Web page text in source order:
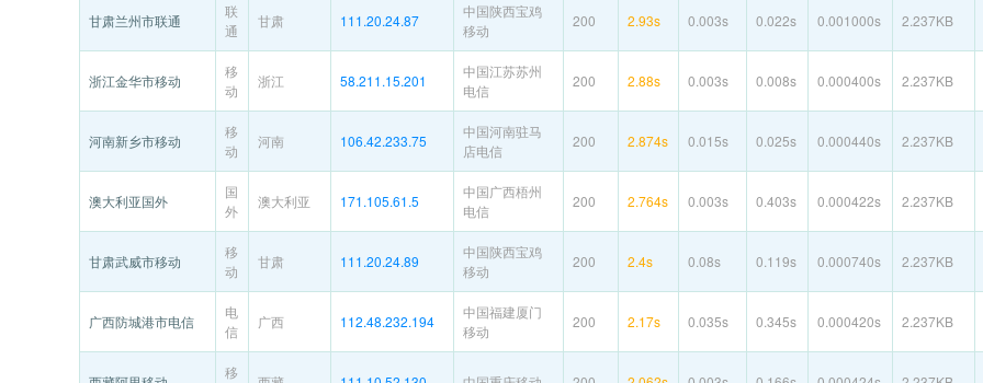
甘肃兰州市联通
联
通
甘肃 111.20.24.87
中国陕西宝鸡
移动
200 2.93s 0.003s 0.022s 0.001000s 2.237KB
浙江金华市移动
移
动
浙江 58.211.15.201
中国江苏苏州
电信
200 2.88s 0.003s 0.008s 0.000400s 2.237KB
河南新乡市移动
移
动
河南 106.42.233.75
中国河南驻马
店电信
200 2.874s 0.015s 0.025s 0.000440s 2.237KB
澳大利亚国外
国
外
澳大利亚 171.105.61.5
中国广西梧州
电信
200 2.764s 0.003s 0.403s 0.000422s 2.237KB
甘肃武威市移动
移
动
甘肃 111.20.24.89
中国陕西宝鸡
移动
200 2.4s 0.08s 0.119s 0.000740s 2.237KB
广西防城港市电信
电
信
广西 112.48.232.194
中国福建厦门
移动
200 2.17s 0.035s 0.345s 0.000420s 2.237KB
移